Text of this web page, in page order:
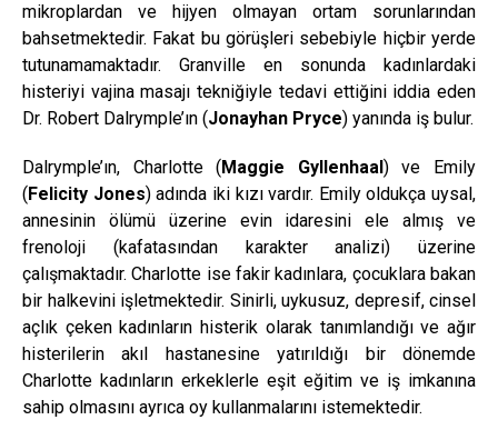
mikroplardan ve hijyen olmayan ortam sorunlarından
bahsetmektedir. Fakat bu görüşleri sebebiyle hiçbir yerde
tutunamamaktadır. Granville en sonunda kadınlardaki
histeriyi vajina masajı tekniğiyle tedavi ettiğini iddia eden
Dr. Robert Dalrymple’ın (Jonayhan Pryce) yanında iş bulur.
Dalrymple’ın, Charlotte (Maggie Gyllenhaal) ve Emily
(Felicity Jones) adında iki kızı vardır. Emily oldukça uysal,
annesinin ölümü üzerine evin idaresini ele almış ve
frenoloji (kafatasından karakter analizi) üzerine
çalışmaktadır. Charlotte ise fakir kadınlara, çocuklara bakan
bir halkevini işletmektedir. Sinirli, uykusuz, depresif, cinsel
açlık çeken kadınların histerik olarak tanımlandığı ve ağır
histerilerin akıl hastanesine yatırıldığı bir dönemde
Charlotte kadınların erkeklerle eşit eğitim ve iş imkanına
sahip olmasını ayrıca oy kullanmalarını istemektedir.